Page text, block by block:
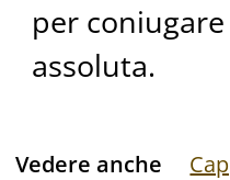
per
assoluta.
Vedere anche